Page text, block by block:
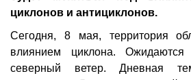
циклонов и антициклонов.
Сегодня, 8 мая, территория
влиянием циклона.
северный ветер. Дневная